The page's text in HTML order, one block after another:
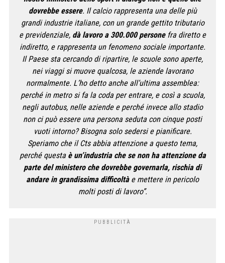
dovrebbe essere. Il calcio rappresenta una delle più
grandi industrie italiane, con un grande gettito tributario
e previdenziale, dà lavoro a 300.000 personefra diretto e
indiretto, e rappresenta un fenomeno sociale importante.
Il Paese sta cercando di ripartire, le scuole sono aperte,
nei viaggi si muove qualcosa, le aziende lavorano
normalmente. L’ho detto anche all’ultima assemblea:
perché in metro si fa la coda per entrare, e così a scuola,
negli autobus, nelle aziende e perché invece allo stadio
non ci può essere una persona seduta con cinque posti
vuoti intorno? Bisogna solo sedersi e pianificare.
Speriamo che il Cts abbia attenzione a questo tema,
perché questa è un’industria che se non ha attenzione da
parte del ministero che dovrebbe governarla, rischia di
andare in grandissima difficoltàe mettere in pericolo
molti posti di lavoro”.